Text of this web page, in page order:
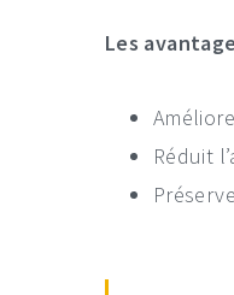
Les
Réduit